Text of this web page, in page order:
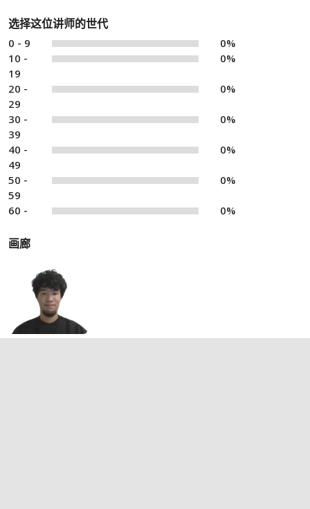
选择这位讲师的世代
0 - 9
0%
10 -
19
0%
20 -
29
0%
30 -
39
0%
40 -
49
0%
50 -
59
0%
60 - 0%
画廊